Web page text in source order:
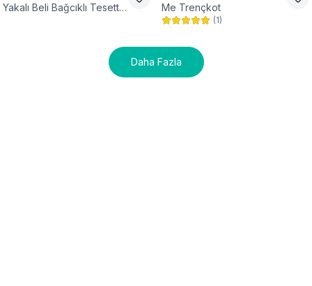
Yakalı Beli Bağcıklı Tesettür
Me Trençkot
(1)
Daha Fazla